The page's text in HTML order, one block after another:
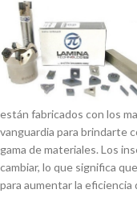
están fabricados con los
vanguardia para brindarte
gama de materiales. Los
cambiar, lo que significa
para aumentar la